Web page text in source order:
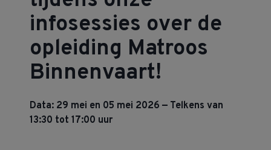
infosessies over de
opleiding Matroos
Binnenvaart!
Data: 29 mei en 05 mei 2026 — Telkens van
13:30 tot 17:00 uur